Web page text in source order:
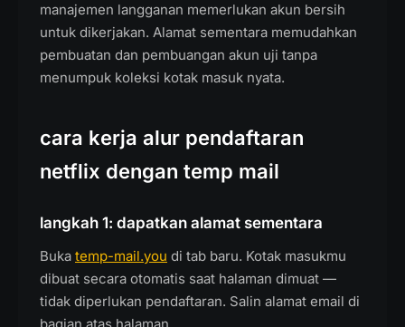
manajemen langganan memerlukan akun bersih
untuk dikerjakan. Alamat sementara memudahkan
pembuatan dan pembuangan akun uji tanpa
menumpuk koleksi kotak masuk nyata.
cara kerja alur pendaftaran
netflix dengan temp mail
langkah 1: dapatkan alamat sementara
Buka temp-mail.you di tab baru. Kotak masukmu
dibuat secara otomatis saat halaman dimuat —
tidak diperlukan pendaftaran. Salin alamat email di